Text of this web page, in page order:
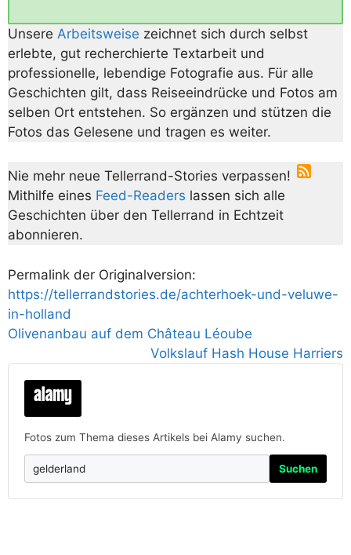
Unsere Arbeitsweise zeichnet sich durch selbst
erlebte, gut recherchierte Textarbeit und
professionelle, lebendige Fotografie aus. Für alle
Geschichten gilt, dass Reiseeindrücke und Fotos am
selben Ort entstehen. So ergänzen und stützen die
Fotos das Gelesene und tragen es weiter.
Nie mehr neue Tellerrand-Stories verpassen!
Mithilfe eines Feed-Readers lassen sich alle
Geschichten über den Tellerrand in Echtzeit
abonnieren.
Permalink der Originalversion:
https://tellerrandstories.de/achterhoek-und-veluwe-
in-holland
Olivenanbau auf dem Château Léoube
Volkslauf Hash House Harriers
Fotos zum Thema dieses Artikels bei Alamy suchen.
Suchen